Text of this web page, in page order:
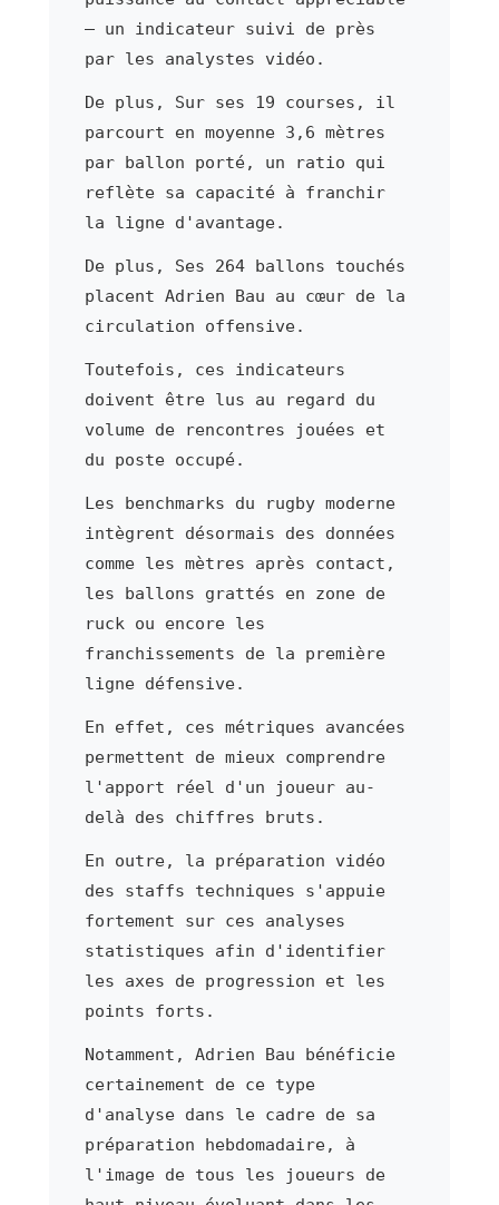
— un indicateur suivi de près
par les analystes vidéo.
De plus, Sur ses 19 courses, il
parcourt en moyenne 3,6 mètres
par ballon porté, un ratio qui
reflète sa capacité à franchir
la ligne d'avantage.
De plus, Ses 264 ballons touchés
placent Adrien Bau au cœur de la
circulation offensive.
Toutefois, ces indicateurs
doivent être lus au regard du
volume de rencontres jouées et
du poste occupé.
Les benchmarks du rugby moderne
intègrent désormais des données
comme les mètres après contact,
les ballons grattés en zone de
ruck ou encore les
franchissements de la première
ligne défensive.
En effet, ces métriques avancées
permettent de mieux comprendre
l'apport réel d'un joueur au-
delà des chiffres bruts.
En outre, la préparation vidéo
des staffs techniques s'appuie
fortement sur ces analyses
statistiques afin d'identifier
les axes de progression et les
points forts.
Notamment, Adrien Bau bénéficie
certainement de ce type
d'analyse dans le cadre de sa
préparation hebdomadaire, à
l'image de tous les joueurs de